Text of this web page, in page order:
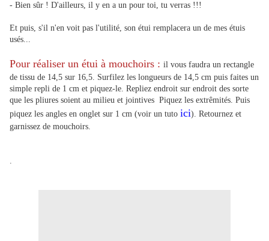
- Bien sûr ! D'ailleurs, il y en a un pour toi, tu verras !!!
Et puis, s'il n'en voit pas l'utilité, son étui remplacera un de mes étuis
usés...
Pour réaliser un étui à mouchoirs : il vous faudra un rectangle
de tissu de 14,5 sur 16,5. Surfilez les longueurs de 14,5 cm puis faites un
simple repli de 1 cm et piquez-le. Repliez endroit sur endroit des sorte
que les pliures soient au milieu et jointives Piquez les extrêmités. Puis
piquez les angles en onglet sur 1 cm (voir un tuto ici). Retournez et
garnissez de mouchoirs.
.